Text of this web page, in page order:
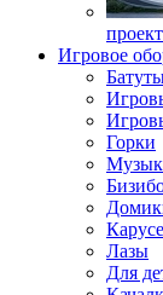
Игровое
Горки
Лазы
Для